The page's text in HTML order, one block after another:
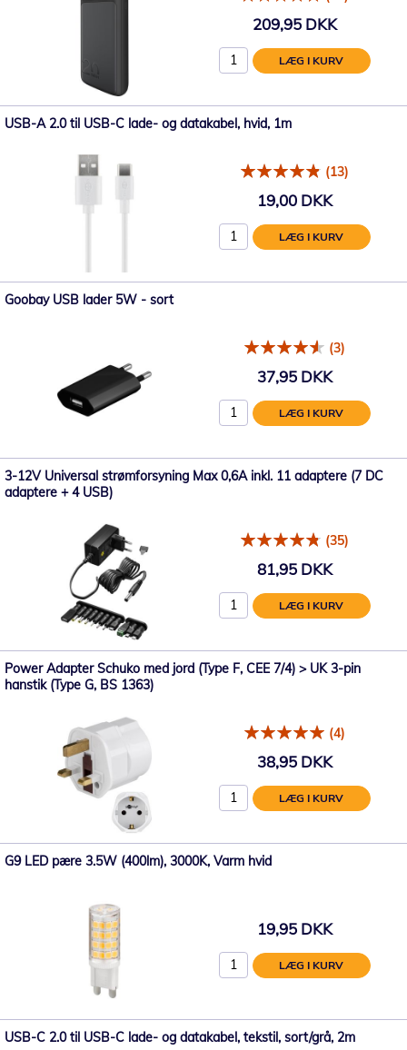
209,95 DKK
LÆG I KURV
USB-A 2.0 til USB-C lade- og datakabel, hvid, 1m
(13)
19,00 DKK
LÆG I KURV
Goobay USB lader 5W - sort
(3)
37,95 DKK
LÆG I KURV
3-12V Universal strømforsyning Max 0,6A inkl. 11 adaptere (7 DC
adaptere + 4 USB)
(35)
81,95 DKK
LÆG I KURV
Power Adapter Schuko med jord (Type F, CEE 7/4) > UK 3-pin
hanstik (Type G, BS 1363)
(4)
38,95 DKK
LÆG I KURV
G9 LED pære 3.5W (400lm), 3000K, Varm hvid
19,95 DKK
LÆG I KURV
USB-C 2.0 til USB-C lade- og datakabel, tekstil, sort/grå, 2m